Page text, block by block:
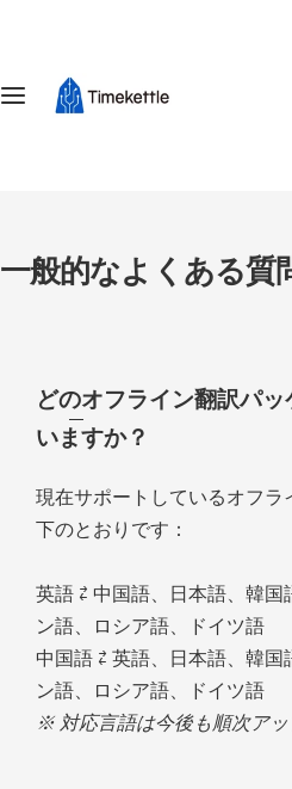
製品に関するよくある質問
返品ポリシー
保証について
一般的なよくある質
どのオフライン翻訳パ
いますか？
現在サポートしているオフラ
下のとおりです：
英語 ⇄ 中国語、日本語、韓国
ン語、ロシア語、ドイツ語
中国語 ⇄ 英語、日本語、韓国
ン語、ロシア語、ドイツ語
※ 対応言語は今後も順次アッ
ン
ッ